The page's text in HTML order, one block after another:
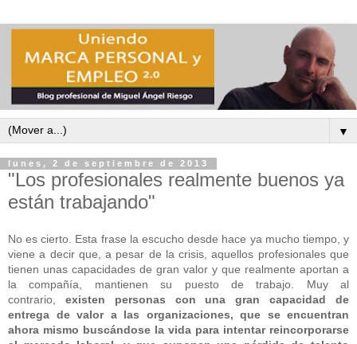
▼
lunes, 2 de septiembre de 2013
"Los profesionales realmente buenos ya
están trabajando"
No es cierto. Esta frase la escucho desde hace ya mucho tiempo, y
viene a decir que, a pesar de la crisis, aquellos profesionales que
tienen unas capacidades de gran valor y que realmente aportan a
la compañía, mantienen su puesto de trabajo. Muy al
contrario, existen personas con una gran capacidad de
entrega de valor a las organizaciones, que se encuentran
ahora mismo buscándose la vida para intentar reincorporarse